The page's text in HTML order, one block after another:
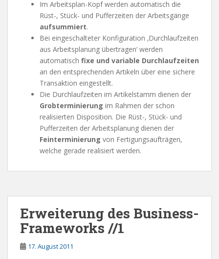
Im Arbeitsplan-Kopf werden automatisch die
Rüst-, Stück- und Pufferzeiten der Arbeitsgänge
aufsummiert.
Bei eingeschalteter Konfiguration ‚Durchlaufzeiten
aus Arbeitsplanung übertragen‘ werden
automatisch fixe und variable Durchlaufzeiten
an den entsprechenden Artikeln über eine sichere
Transaktion eingestellt.
Die Durchlaufzeiten im Artikelstamm dienen der
Grobterminierung im Rahmen der schon
realisierten Disposition. Die Rüst-, Stück- und
Pufferzeiten der Arbeitsplanung dienen der
Feinterminierung von Fertigungsaufträgen,
welche gerade realisiert werden.
Erweiterung des Business-
Frameworks //1
17. August 2011